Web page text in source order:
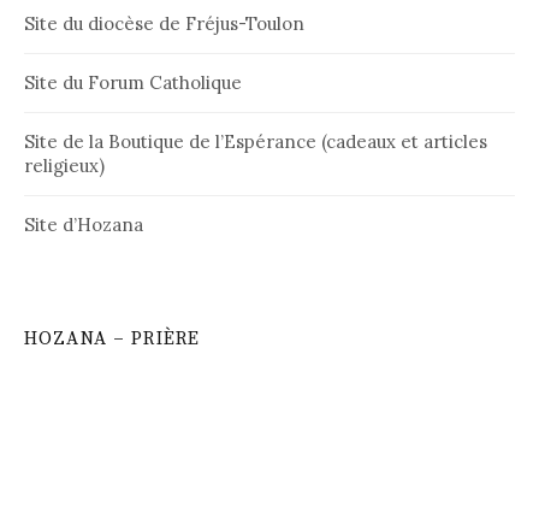
Site du diocèse de Fréjus-Toulon
Site du Forum Catholique
Site de la Boutique de l’Espérance (cadeaux et articles
religieux)
Site d’Hozana
HOZANA – PRIÈRE